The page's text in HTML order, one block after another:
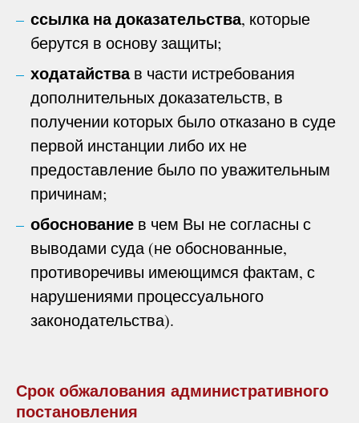
ссылка на доказательства, которые
берутся в основу защиты;
ходатайствав части истребования
дополнительных доказательств, в
получении которых было отказано в суде
первой инстанции либо их не
предоставление было по уважительным
причинам;
обоснование в чем Вы не согласны с
выводами суда (не обоснованные,
противоречивы имеющимся фактам, с
нарушениями процессуального
законодательства).
Срок обжалования административного
постановления